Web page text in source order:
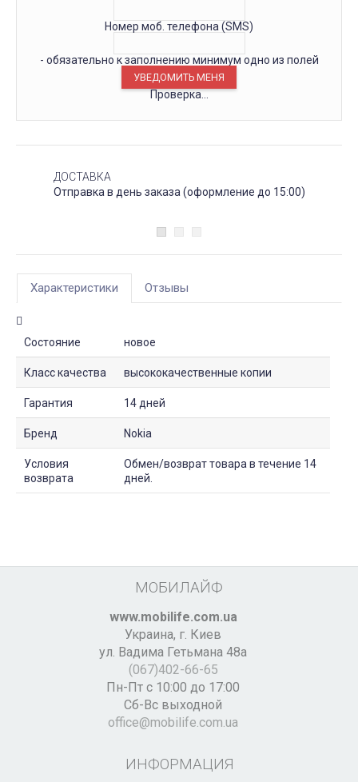
Номер моб. телефона (SMS)
- обязательно к заполнению минимум одно из полей
Проверка...
ДОСТАВКА
Отправка в день заказа (оформление до 15:00)
Характеристики Отзывы
Состояние новое
Класс качества высококачественные копии
Гарантия 14 дней
Бренд Nokia
Условия
возврата
Обмен/возврат товара в течение 14
дней.
МОБИЛАЙФ
www.mobilife.com.ua
Украина, г. Киев
ул. Вадима Гетьмана 48а
(067)402-66-65
Пн-Пт с 10:00 до 17:00
Сб-Вс выходной
office@mobilife.com.ua
ИНФОРМАЦИЯ